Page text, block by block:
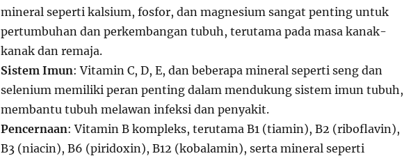
mineral seperti kalsium, fosfor, dan magnesium sangat penting untuk
pertumbuhan dan perkembangan tubuh, terutama pada masa kanak-
kanak dan remaja.
Sistem Imun: Vitamin C, D, E, dan beberapa mineral seperti seng dan
selenium memiliki peran penting dalam mendukung sistem imun tubuh,
membantu tubuh melawan infeksi dan penyakit.
Pencernaan: Vitamin B kompleks, terutama B1 (tiamin), B2 (riboflavin),
B3 (niacin), B6 (piridoxin), B12 (kobalamin), serta mineral seperti